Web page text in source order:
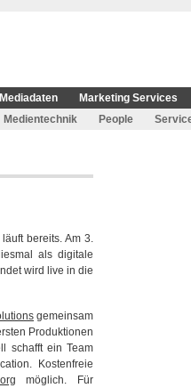
Mediadaten Marketing Services
Medientechnik People
bereits. Am 3.
als digitale
wird live in die
gemeinsam
Produktionen
schafft ein Team
Kostenfreie
möglich. Für